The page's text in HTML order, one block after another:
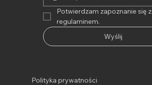
Potwierdzam zapoznanie się z
regulaminem.
Wyślij
Polityka prywatności